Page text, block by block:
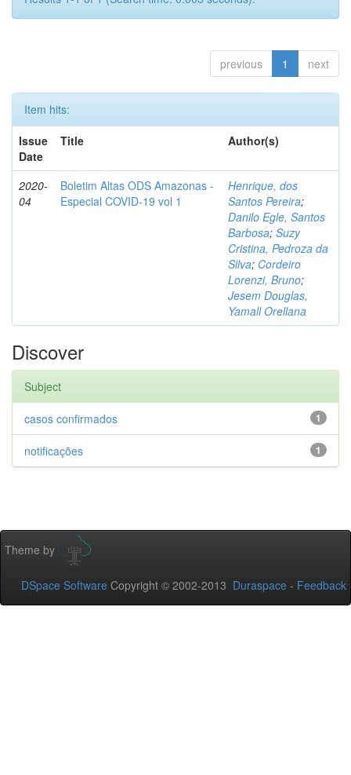
previous 1 next
Item hits:
Issue
Date
Title Author(s)
2020-
04
Boletim Altas ODS Amazonas -
Especial COVID-19 vol 1
Henrique, dos
Santos Pereira;
Danilo Egle, Santos
Barbosa; Suzy
Cristina, Pedroza da
Silva; Cordeiro
Lorenzi, Bruno;
Jesem Douglas,
Yamall Orellana
Discover
Subject
1
casos confirmados
1
notificações
Theme by
DSpace Software Copyright © 2002-2013 Duraspace - Feedback